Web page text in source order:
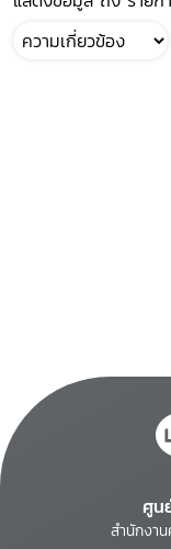
ศูน
สำนักงา